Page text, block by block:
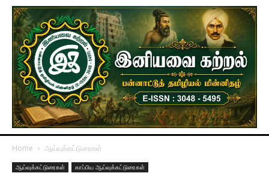
Home ஆய்வுக்கட்டுரைகள்
ஆய்வுக்கட்டுரைகள் காப்பிய ஆய்வுக்கட்டுரைகள்